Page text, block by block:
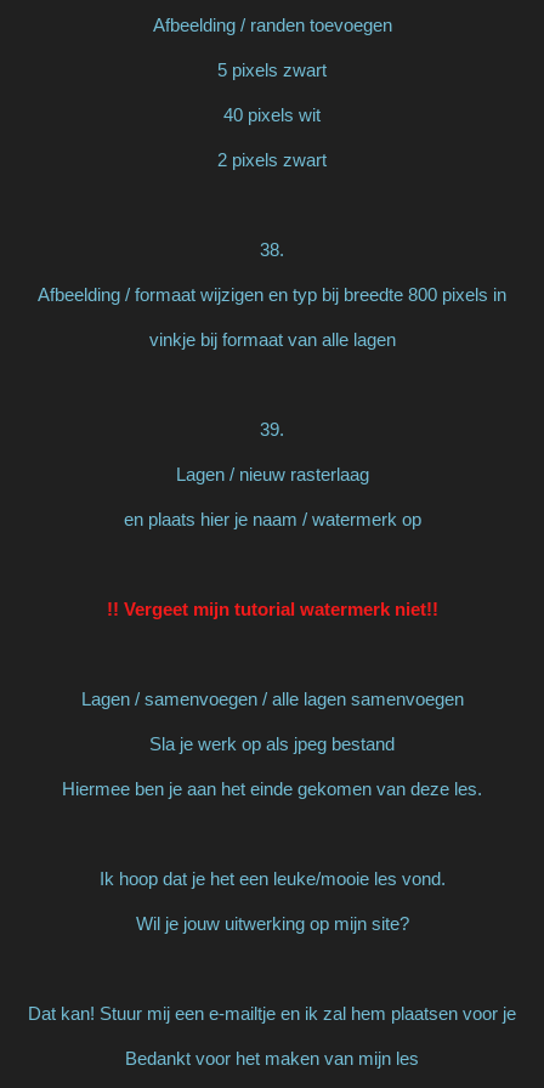
Afbeelding / randen toevoegen
5 pixels zwart
40 pixels wit
2 pixels zwart
38.
Afbeelding / formaat wijzigen en typ bij breedte 800 pixels in
vinkje bij formaat van alle lagen
39.
Lagen / nieuw rasterlaag
en plaats hier je naam / watermerk op
!! Vergeet mijn tutorial watermerk niet!!
Lagen / samenvoegen / alle lagen samenvoegen
Sla je werk op als jpeg bestand
Hiermee ben je aan het einde gekomen van deze les.
Ik hoop dat je het een leuke/mooie les vond.
Wil je jouw uitwerking op mijn site?
Dat kan! Stuur mij een e-mailtje en ik zal hem plaatsen voor je
Bedankt voor het maken van mijn les